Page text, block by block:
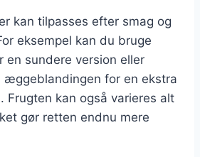
kan tilpasses efter smag og
eksempel kan du bruge
en sundere version eller
for en ekstra
Frugten kan også varieres alt
gør retten endnu mere